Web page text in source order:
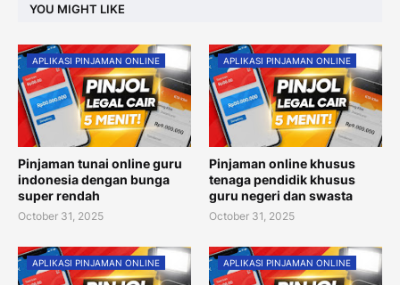
YOU MIGHT LIKE
APLIKASI PINJAMAN ONLINE
Pinjaman tunai online guru
indonesia dengan bunga
super rendah
October 31, 2025
APLIKASI PINJAMAN ONLINE
Pinjaman online khusus
tenaga pendidik khusus
guru negeri dan swasta
October 31, 2025
APLIKASI PINJAMAN ONLINE APLIKASI PINJAMAN ONLINE